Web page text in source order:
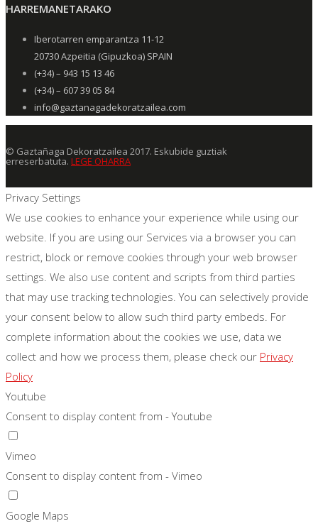
HARREMANETARAKO
Iberotarren emparantza 11-12
20730 Azpeitia (Gipuzkoa) SPAIN
(+34) – 943 15 13 46
(+34) – 607 39 05 84
info@gaztanagadekoratzailea.com
© Gaztañaga Dekoratzailea 2017. Eskubide guztiak
erreserbatuta. LEGE OHARRA
Privacy Settings
We use cookies to enhance your experience while using our
website. If you are using our Services via a browser you can
restrict, block or remove cookies through your web browser
settings. We also use content and scripts from third parties
that may use tracking technologies. You can selectively provide
your consent below to allow such third party embeds. For
complete information about the cookies we use, data we
collect and how we process them, please check our Privacy
Policy
Youtube
Consent to display content from - Youtube
Vimeo
Consent to display content from - Vimeo
Google Maps